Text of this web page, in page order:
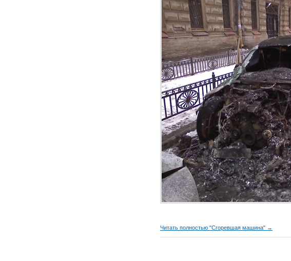
Читать полностью "Сгоревшая машина" →